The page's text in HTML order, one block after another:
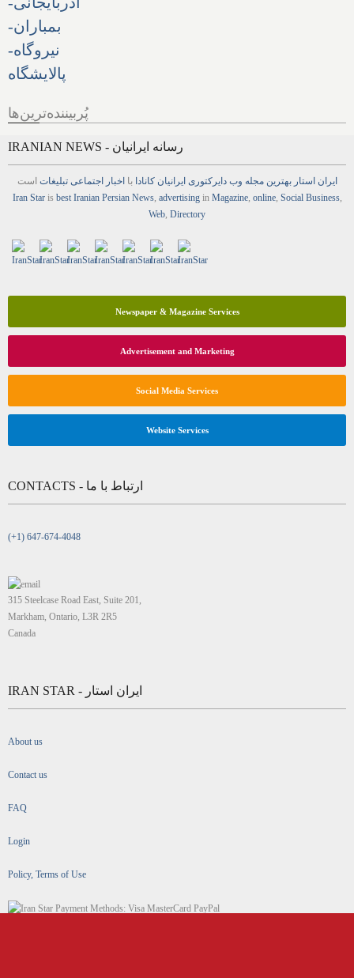
پُربیننده‌ترین‌ها
IRANIAN NEWS - رسانه ایرانیان
ایران استار بهترین مجله وب دایرکتوری ایرانیان کانادا با اخبار اجتماعی تبلیغات است
Iran Staris best Iranian Persian News, advertisingin Magazine, online, Social Business,
Web, Directory
Newspaper & Magazine Services
Advertisement and Marketing
Social Media Services
Website Services
CONTACTS - ارتباط با ما
(+1) 647-674-4048
315 Steelcase Road East, Suite 201,
Markham, Ontario, L3R 2R5
Canada
IRAN STAR - ایران استار
About us
Contact us
FAQ
Login
Policy, Terms of Use